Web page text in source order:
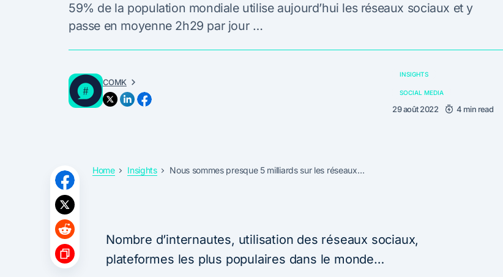
59% de la population mondiale utilise aujourd’hui les réseaux sociaux et y
passe en moyenne 2h29 par jour …
COMK
INSIGHTS
SOCIAL MEDIA
29 août 2022 4 min read
Home Insights Nous sommes presque 5 milliards sur les réseaux…
Nombre d’internautes, utilisation des réseaux sociaux,
plateformes les plus populaires dans le monde…